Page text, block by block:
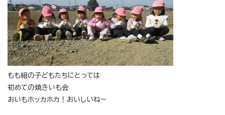
もも組の子どもたちにとっては
初めての焼きいも会
おいもホッカホカ！おいしいね～